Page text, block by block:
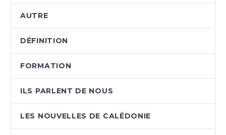
AUTRE
DÉFINITION
FORMATION
ILS PARLENT DE NOUS
LES NOUVELLES DE CALÉDONIE